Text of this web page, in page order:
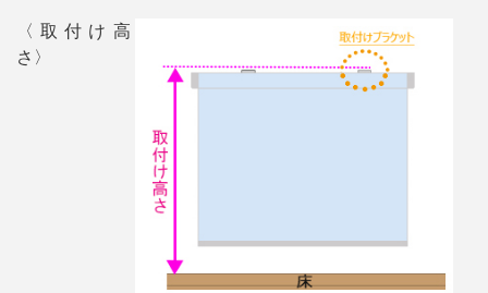
〈取付け高
さ〉